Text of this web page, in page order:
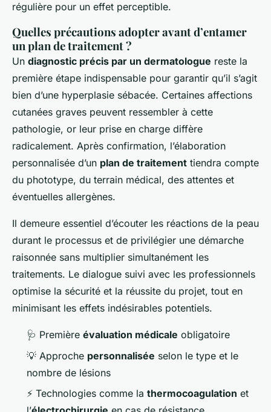
régulière pour un effet perceptible.
Quelles précautions adopter avant d’entamer
un plan de traitement ?
Un diagnostic précis par un dermatologue reste la
première étape indispensable pour garantir qu’il s’agit
bien d’une hyperplasie sébacée. Certaines affections
cutanées graves peuvent ressembler à cette
pathologie, or leur prise en charge diffère
radicalement. Après confirmation, l’élaboration
personnalisée d’un plan de traitement tiendra compte
du phototype, du terrain médical, des attentes et
éventuelles allergènes.
Il demeure essentiel d’écouter les réactions de la peau
durant le processus et de privilégier une démarche
raisonnée sans multiplier simultanément les
traitements. Le dialogue suivi avec les professionnels
optimise la sécurité et la réussite du projet, tout en
minimisant les effets indésirables potentiels.
🩺 Première évaluation médicale obligatoire
💡 Approche personnalisée selon le type et le
nombre de lésions
⚡ Technologies comme la thermocoagulation et